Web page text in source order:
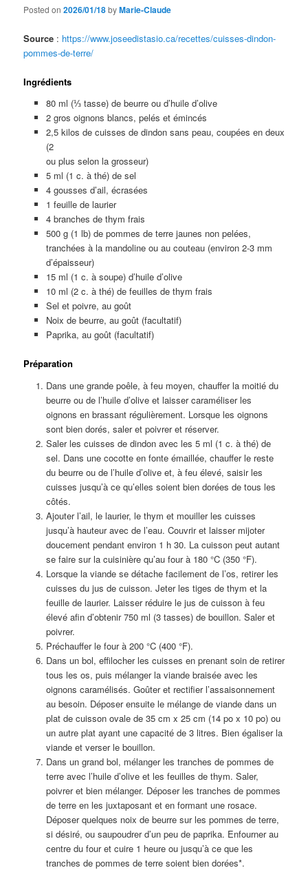
Posted on2026/01/18byMarie-Claude
Source : https://www.joseedistasio.ca/recettes/cuisses-dindon-
pommes-de-terre/
Ingrédients
80 ml (⅓ tasse) de beurre ou d’huile d’olive
2 gros oignons blancs, pelés et émincés
2,5 kilos de cuisses de dindon sans peau, coupées en deux
(2
ou plus selon la grosseur)
5 ml (1 c. à thé) de sel
4 gousses d’ail, écrasées
1 feuille de laurier
4 branches de thym frais
500 g (1 lb) de pommes de terre jaunes non pelées,
tranchées à la mandoline ou au couteau (environ 2-3 mm
d’épaisseur)
15 ml (1 c. à soupe) d’huile d’olive
10 ml (2 c. à thé) de feuilles de thym frais
Sel et poivre, au goût
Noix de beurre, au goût (facultatif)
Paprika, au goût (facultatif)
Préparation
Dans une grande poêle, à feu moyen, chauffer la moitié du
beurre ou de l’huile d’olive et laisser caraméliser les
oignons en brassant régulièrement. Lorsque les oignons
sont bien dorés, saler et poivrer et réserver.
Saler les cuisses de dindon avec les 5 ml (1 c. à thé) de
sel. Dans une cocotte en fonte émaillée, chauffer le reste
du beurre ou de l’huile d’olive et, à feu élevé, saisir les
cuisses jusqu’à ce qu’elles soient bien dorées de tous les
côtés.
Ajouter l’ail, le laurier, le thym et mouiller les cuisses
jusqu’à hauteur avec de l’eau. Couvrir et laisser mijoter
doucement pendant environ 1 h 30. La cuisson peut autant
se faire sur la cuisinière qu’au four à 180 °C (350 °F).
Lorsque la viande se détache facilement de l’os, retirer les
cuisses du jus de cuisson. Jeter les tiges de thym et la
feuille de laurier. Laisser réduire le jus de cuisson à feu
élevé afin d’obtenir 750 ml (3 tasses) de bouillon. Saler et
poivrer.
Préchauffer le four à 200 °C (400 °F).
Dans un bol, effilocher les cuisses en prenant soin de retirer
tous les os, puis mélanger la viande braisée avec les
oignons caramélisés. Goûter et rectifier l’assaisonnement
au besoin. Déposer ensuite le mélange de viande dans un
plat de cuisson ovale de 35 cm x 25 cm (14 po x 10 po) ou
un autre plat ayant une capacité de 3 litres. Bien égaliser la
viande et verser le bouillon.
Dans un grand bol, mélanger les tranches de pommes de
terre avec l’huile d’olive et les feuilles de thym. Saler,
poivrer et bien mélanger. Déposer les tranches de pommes
de terre en les juxtaposant et en formant une rosace.
Déposer quelques noix de beurre sur les pommes de terre,
si désiré, ou saupoudrer d’un peu de paprika. Enfourner au
centre du four et cuire 1 heure ou jusqu’à ce que les
tranches de pommes de terre soient bien dorées*.